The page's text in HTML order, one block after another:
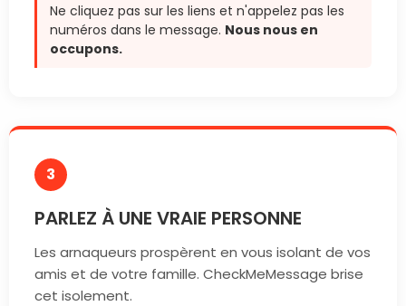
Ne cliquez pas sur les liens et n'appelez pas les
numéros dans le message. Nous nous en
occupons.
3
PARLEZ À UNE VRAIE PERSONNE
Les arnaqueurs prospèrent en vous isolant de vos
amis et de votre famille. CheckMeMessage brise
cet isolement.